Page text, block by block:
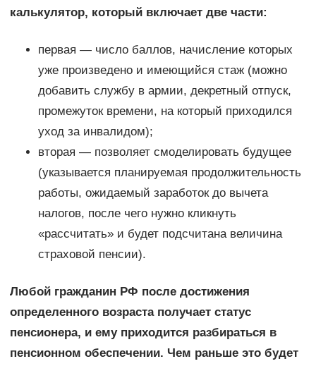
калькулятор, который включает две части:
первая — число баллов, начисление которых
уже произведено и имеющийся стаж (можно
добавить службу в армии, декретный отпуск,
промежуток времени, на который приходился
уход за инвалидом);
вторая — позволяет смоделировать будущее
(указывается планируемая продолжительность
работы, ожидаемый заработок до вычета
налогов, после чего нужно кликнуть
«рассчитать» и будет подсчитана величина
страховой пенсии).
Любой гражданин РФ после достижения
определенного возраста получает статус
пенсионера, и ему приходится разбираться в
пенсионном обеспечении. Чем раньше это будет